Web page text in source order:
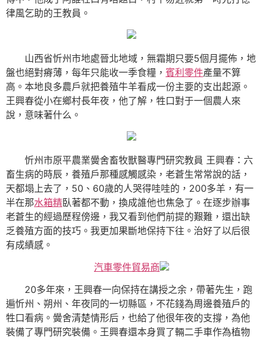
律風乞助的王教員。
山西省忻州市地處晉北地域，無霜期只要5個月擺佈，地
盤也絕對瘠薄，每年只能收一季食糧， 賓利零件產量不算
高。本地良多農戶就把養殖牛羊看成一份主要的支出起源。
王興春從小在鄉村長年夜，他了解，牲口對于一個農人來
說，意味著什么。
忻州市原平農業黌舍畜牧獸醫專門研究教員 王興春：六
畜生病的時辰，養殖戶那種感觸感染，老蒼生常常說的話，
天都塌上去了，50、60歲的人哭得哇哇的，200多羊，有一
半在那水箱精臥著都不動，換成誰他也焦急了。在逐步辦事
老蒼生的經過歷程傍邊，我又看到他們前提的艱難，還出缺
乏養殖方面的技巧。我更加果斷地保持下往。治好了以后很
有成績感。
汽車零件貿易商
20多年來，王興春一向保持在講授之余，帶著先生，跑
遍忻州、朔州、年夜同的一切縣區，不花錢為周邊養殖戶的
牲口看病。黌舍清楚情形后，也給了他很年夜的支撐，為他
裝備了專門研究裝備。王興春還本身買了輛二手車作為植物